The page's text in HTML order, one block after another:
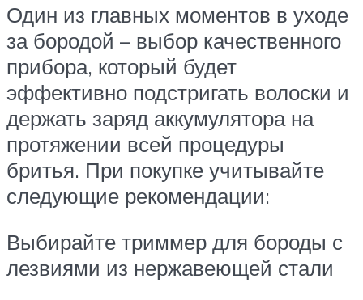
Один из главных моментов в уходе
за бородой – выбор качественного
прибора, который будет
эффективно подстригать волоски и
держать заряд аккумулятора на
протяжении всей процедуры
бритья. При покупке учитывайте
следующие рекомендации:
Выбирайте триммер для бороды с
лезвиями из нержавеющей стали